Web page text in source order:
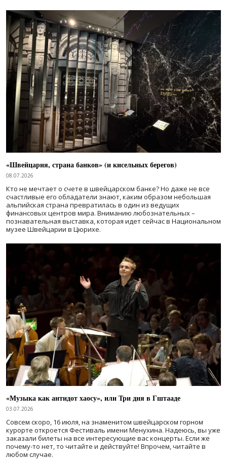
«Швейцария, страна банков» (и кисельных берегов)
08.07.2026
Кто не мечтает о счете в швейцарском банке? Но даже не все
счастливые его обладатели знают, каким образом небольшая
альпийская страна превратилась в один из ведущих
финансовых центров мира. Вниманию любознательных –
познавательная выставка, которая идет сейчас в Национальном
музее Швейцарии в Цюрихе.
«Музыка как антидот хаосу», или Три дня в Гштааде
03.07.2026
Совсем скоро, 16 июля, на знаменитом швейцарском горном
курорте откроется Фестиваль имени Менухина. Надеюсь, вы уже
заказали билеты на все интересующие вас концерты. Если же
почему-то нет, то читайте и действуйте! Впрочем, читайте в
любом случае.